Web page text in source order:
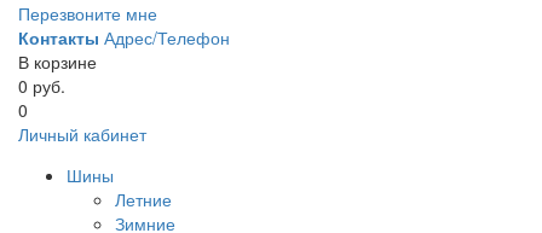
Перезвоните мне
Контакты Адрес/Телефон
В корзине
0 руб.
0
Личный кабинет
Шины
Летние
Зимние